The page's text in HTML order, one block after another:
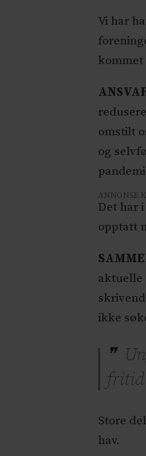
Vi har
omstilt
og
ANNONSE
Det har
opptatt
aktuelle
ikke
Store
hav.